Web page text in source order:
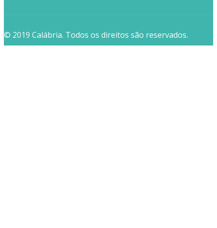
© 2019 Calábria. Todos os direitos são reservados.